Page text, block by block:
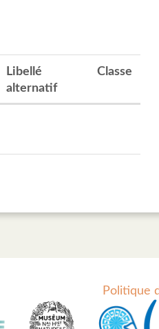
Libellé
alternatif
Classe
Politique